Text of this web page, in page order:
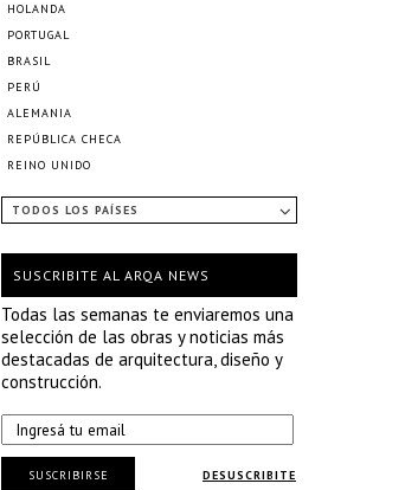
HOLANDA
PORTUGAL
BRASIL
PERÚ
ALEMANIA
REPÚBLICA CHECA
REINO UNIDO
TODOS LOS PAÍSES
SUSCRIBITE AL ARQA NEWS
Todas las semanas te enviaremos una
selección de las obras y noticias más
destacadas de arquitectura, diseño y
construcción.
DESUSCRIBITE
SUSCRIBIRSE